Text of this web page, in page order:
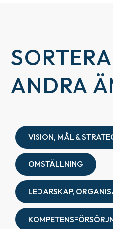
ANDRA
VISION, MÅL &
OMSTÄLLNING
LEDARSKAP,